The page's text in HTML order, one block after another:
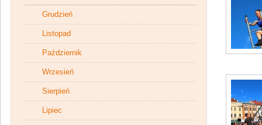
Grudzień
Listopad
Październik
Wrzesień
Sierpień
Lipiec